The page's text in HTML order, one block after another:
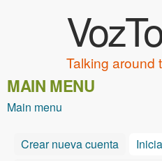
Talking around
MAIN MENU
Main menu
Crear nueva cuenta